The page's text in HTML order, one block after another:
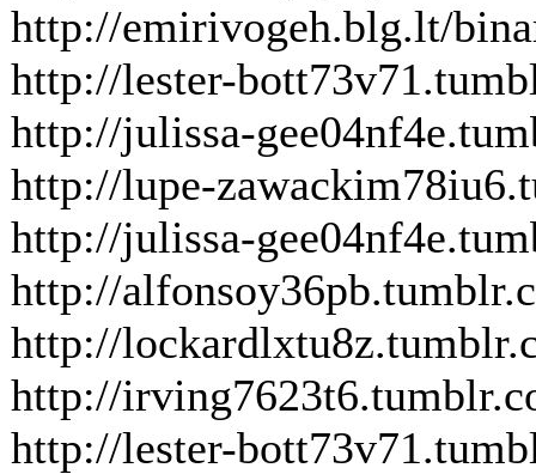
http://emirivogeh.blg.lt/
http://lester-
http://julissa-
http://lupe-
http://julissa-
http://
http://
http://
http://lester-